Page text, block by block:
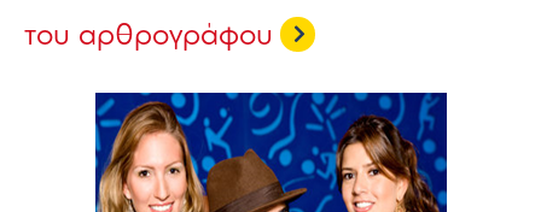
του αρθρογράφου